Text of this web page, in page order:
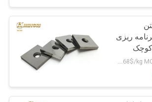
ریزی
38.68$/kg-45.68$/kg MOQ:100PCS